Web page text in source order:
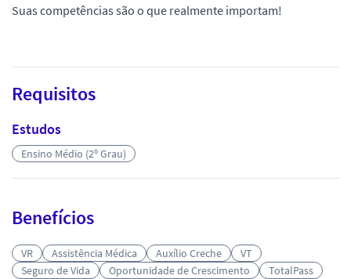
Suas competências são o que realmente importam!
Requisitos
Estudos
Ensino Médio (2º Grau)
Benefícios
VR Assistência Médica Auxílio Creche
VT
Seguro de Vida
Oportunidade de Crescimento
TotalPass